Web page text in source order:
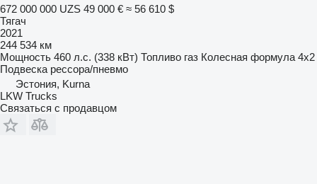
672 000 000 UZS 49 000 € ≈ 56 610 $
Тягач
2021
244 534 км
Мощность 460 л.с. (338 кВт) Топливо газ Колесная формула 4x2
Подвеска рессора/пневмо
Эстония, Kurna
LKW Trucks
Связаться с продавцом